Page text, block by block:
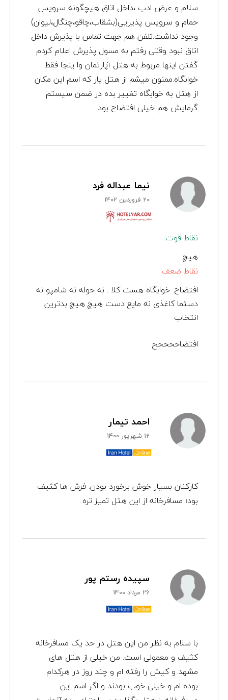
سلام و عرض ادب ،داخل اتاق هیچگونه سرویس
حمام و سرویس پذیرایی(بشقاب،چاقو،چنگال،لیوان)
وجود نداشت.تلفن هم جهت تماس با پذیرش داخل
اتاق نبود وقتی رفتم به مسول پذیرش اعلام کردم
گفتن اینها مربوط به هتل آپارتمان وا ینجا فقط
خوابگاه.ممنون میشم از هتل یار که اسم این مکان
از هتل به خوابگاه تغییر بده در ضمن سیستم
گرمایش هم خیلی افتضاح بود
نیما عبداله فرد
20 فروردین 1402
نقاط قوت:
هیچ
نقاط ضعف:
افتضاح. خوابگاه هست کلا . نه حوله نه شامپو نه
دستما کاغذی نه مایع دست هیچ هیچ بدترین
انتخاب
افتضاححححح
احمد تیمار
12 شهریور 1400
کارکنان بسیار خوش برخورد بودن. فرش ها کثیف
بود؛ مسافرخانه از این هتل تمیز تره
سپیده رستم پور
26 مرداد 1400
با سلام به نظر من این هتل در حد یک مسافرخانه
کثیف و معمولی است. من خیلی از هتل های
مشهد و کیش را رفته ام و چند روز در هرکدام
بوده ام و خیلی خوب بودند و اگر اسم این